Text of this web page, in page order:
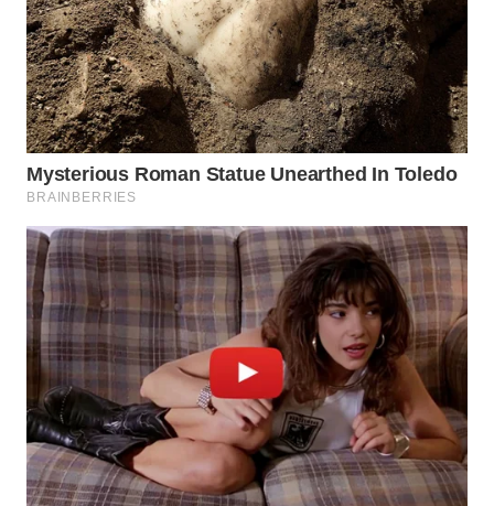
WN
NUSANTARA
WN
JOGJA
WN
WN
BALI
WN
KALBAR
WN
KALTENG